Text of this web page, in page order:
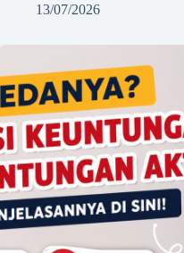
13/07/2026